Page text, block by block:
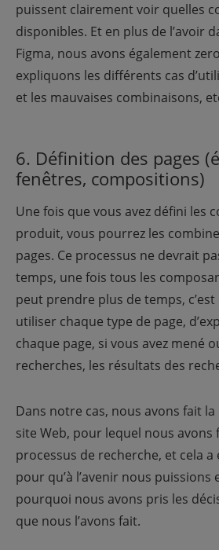
puissent clairement voir quelles
disponibles. Et en plus de l’avoir
Figma, nous avons également
expliquons les différents cas
et les mauvaises combinaisons,
6. Définition des pages
fenêtres, compositions)
Une fois que vous avez défini les
produit, vous pourrez les
pages. Ce processus ne devrait
temps, une fois tous les
peut prendre plus de temps,
utiliser chaque type de page,
chaque page, si vous avez mené
recherches, les résultats des
Dans notre cas, nous avons fait
site Web, pour lequel nous
processus de recherche, et cela
pour qu’à l’avenir nous
pourquoi nous avons pris les
que nous l’avons fait.